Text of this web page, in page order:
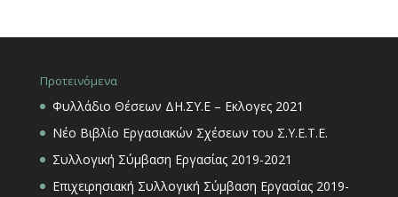
Προτεινόμενα
Φυλλάδιο Θέσεων ΔΗ.ΣΥ.Ε – Εκλογες 2021
Νέο Βιβλίο Εργασιακών Σχέσεων του Σ.Υ.Ε.Τ.Ε.
Συλλογική Σύμβαση Εργασίας 2019-2021
Επιχειρησιακή Συλλογική Σύμβαση Εργασίας 2019-